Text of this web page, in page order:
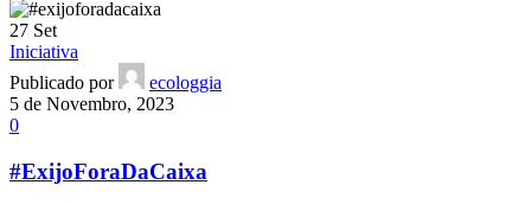
27 Set
Iniciativa
Publicado por
ecologgia
5 de Novembro, 2023
0
#ExijoForaDaCaixa